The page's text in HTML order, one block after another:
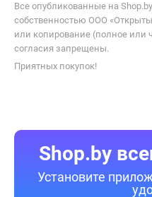
Все опубликованные на
собственностью ООО
или копирование (полное или
согласия запрещены.
Приятных покупок!
Shop.by
Установите